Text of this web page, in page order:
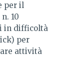
per il
10
in difficoltà
per
attività